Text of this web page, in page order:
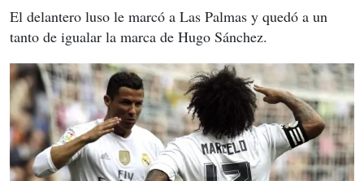
El delantero luso le marcó a Las Palmas y quedó a un
tanto de igualar la marca de Hugo Sánchez.